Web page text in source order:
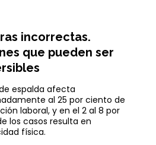
incorrectas.
que pueden ser
espalda afecta
al 25 por ciento de
laboral, y en el 2 al 8 por
los casos resulta en
física.